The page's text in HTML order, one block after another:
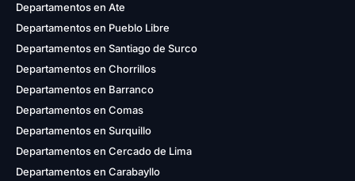
Departamentos en Ate
Departamentos en Pueblo Libre
Departamentos en Santiago de Surco
Departamentos en Chorrillos
Departamentos en Barranco
Departamentos en Comas
Departamentos en Surquillo
Departamentos en Cercado de Lima
Departamentos en Carabayllo